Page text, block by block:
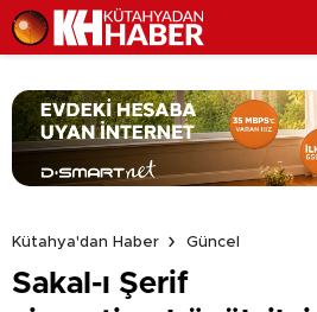
Kütahya'dan Haber
Güncel
Sakal-ı Şerif